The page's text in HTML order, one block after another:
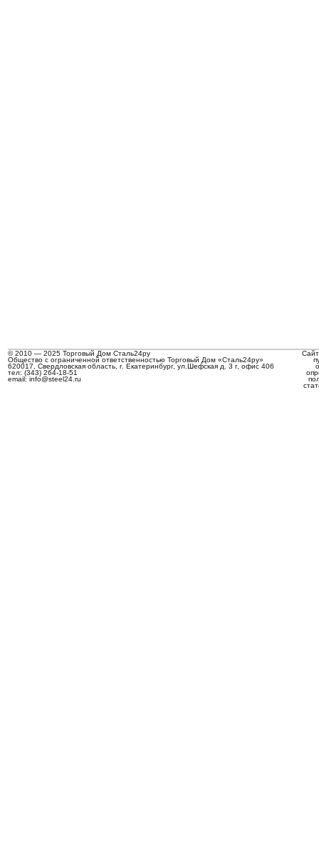
© 2010 — 2025 Торговый Дом Сталь24ру
Общество с ограниченной ответственностью Торговый Дом «Сталь24ру»
620017, Свердловская область, г. Екатеринбург, ул.Шефская д. 3 г, офис 406
тел: (343) 264-18-51
email: info@steel24.ru